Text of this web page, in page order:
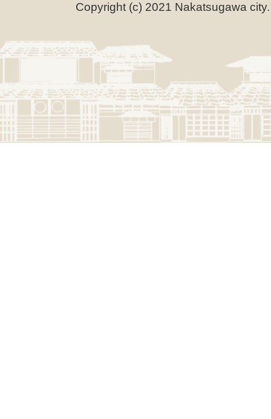
Copyright (c) 2021 Nakatsugawa